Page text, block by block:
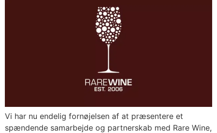
Vi har nu endelig fornøjelsen af at præsentere et
spændende samarbejde og partnerskab med Rare Wine,